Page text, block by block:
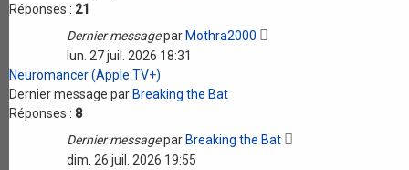
Réponses : 21
Dernier messageparMothra2000
lun. 27 juil. 2026 18:31
Neuromancer (Apple TV+)
Dernier message parBreaking the Bat
Réponses : 8
Dernier messageparBreaking the Bat
dim. 26 juil. 2026 19:55